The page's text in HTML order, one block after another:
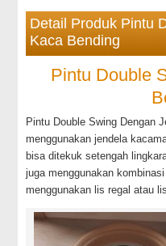
Detail Produk Pintu
Kaca Bending
Pintu Double
Pintu Double Swing Dengan
menggunakan jendela
bisa ditekuk setengah
juga menggunakan
menggunakan lis regal atau